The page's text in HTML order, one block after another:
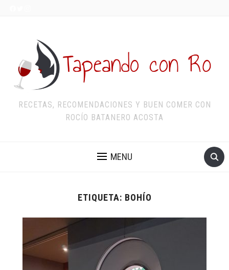
RECETAS, RECOMENDACIONES Y BUEN COMER CON
ROCÍO BATANERO ACOSTA
MENU
ETIQUETA: BOHÍO